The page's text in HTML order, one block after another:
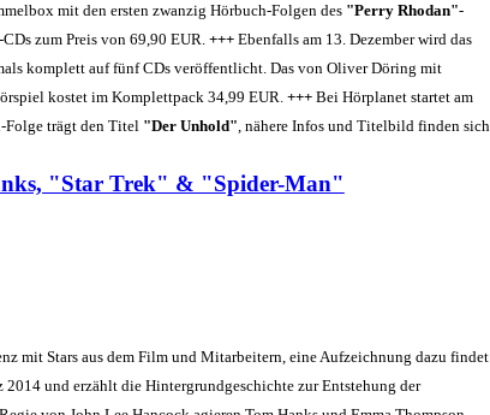
mit den ersten zwanzig Hörbuch-Folgen des "Perry Rhodan"-
zum Preis von 69,90 EUR. +++Ebenfalls am 13. Dezember wird das
komplett auf fünf CDs veröffentlicht. Das von Oliver Döring mit
kostet im Komplettpack 34,99 EUR. +++Bei Hörplanet startet am
Folge trägt den Titel "Der Unhold" , nähere Infos und Titelbild finden sich
"Star Trek" & "Spider-Man"
mit Stars aus dem Film und Mitarbeitern, eine Aufzeichnung dazu findet
und erzählt die Hintergrundgeschichte zur Entstehung der